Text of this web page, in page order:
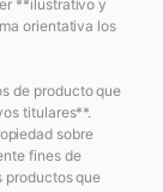
**ilustrativo y
orientativa los
de producto que
titulares**.
sobre
fines de
productos que